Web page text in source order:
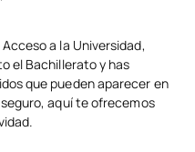
a la Universidad,
el Bachillerato y has
que pueden aparecer en
aquí te ofrecemos